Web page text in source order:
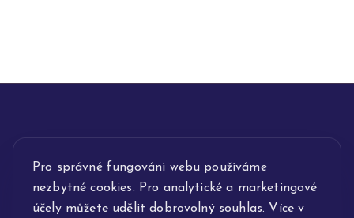
Pro správné fungování webu používáme
nezbytné cookies. Pro analytické a marketingové
účely můžete udělit dobrovolný souhlas. Více v
INFORMACE
POPIS SLUŽEB